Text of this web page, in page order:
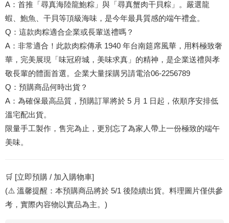
A：首推「尋真海陸龍鮑粽」與「尋真蟹肉干貝粽」。嚴選龍
蝦、鮑魚、干貝等頂級海味，是今年最具質感的端午禮盒。
Q：這款肉粽適合企業或長輩送禮嗎？
A：非常適合！此款肉粽傳承 1940 年台南筵席風華，用料極致奢
華，完美展現「味冠府城，美味求真」的精神，是企業送禮與孝
敬長輩的體面首選。企業大量採購另請電洽06-2256789
Q：預購商品何時出貨？
A：為確保最高品質，預購訂單將於 5 月 1 日起，依順序安排低
溫宅配出貨。
限量手工製作，售完為止，更別忘了為家人帶上一份極致的端午
美味。
🛒 [立即預購 / 加入購物車]
(⚠️ 溫馨提醒：本預購商品將於 5/1 後陸續出貨。料理圖片僅供參
考，實際內容物以實品為主。)